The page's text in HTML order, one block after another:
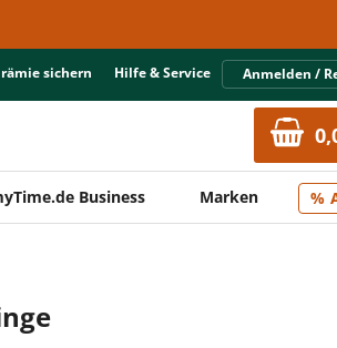
sichern Hilfe & Service Anmelden /
Business Marken